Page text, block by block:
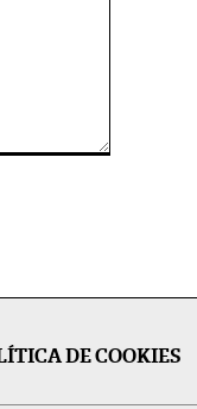
DE COOKIES